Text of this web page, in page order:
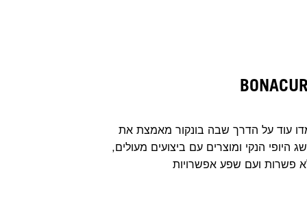
עוד על הדרך שבה בונקור מאמצת את
היופי הנקי ומוצרים עם ביצועים מעולים,
פשרות ועם שפע אפשרויות